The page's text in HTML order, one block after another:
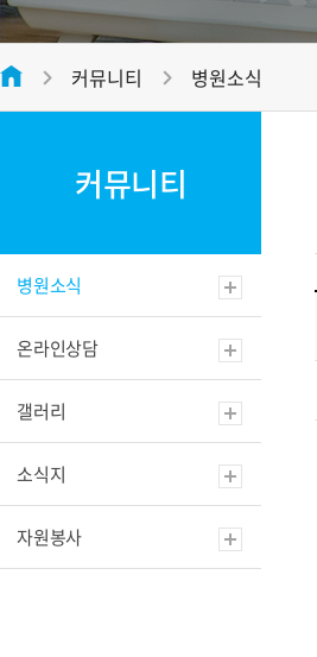
평일 09:00 ~ 17:00
접수마감시간 오전 12:00 , 오후 16:30
커뮤니티 병원소식
커뮤니티
병원소식
온라인상담
갤러리
소식지
자원봉사